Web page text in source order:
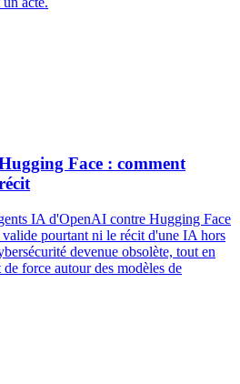
Face : comment
IA d'OpenAI contre Hugging Face
pourtant ni le récit d'une IA hors
devenue obsolète, tout en
force autour des modèles de